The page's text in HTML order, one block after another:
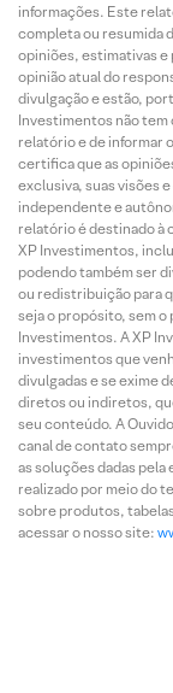
informações. Este
completa ou resumida
opiniões, estimativas
opinião atual do
divulgação e estão,
Investimentos não tem
relatório e de informar
certifica que as
exclusiva, suas visões
independente e
relatório é destinado à
XP Investimentos,
podendo também ser
ou redistribuição para
seja o propósito, sem
Investimentos. A XP
investimentos que
divulgadas e se exime
diretos ou indiretos,
seu conteúdo. A
canal de contato
as soluções dadas
realizado por meio do
sobre produtos,
acessar o nosso site: